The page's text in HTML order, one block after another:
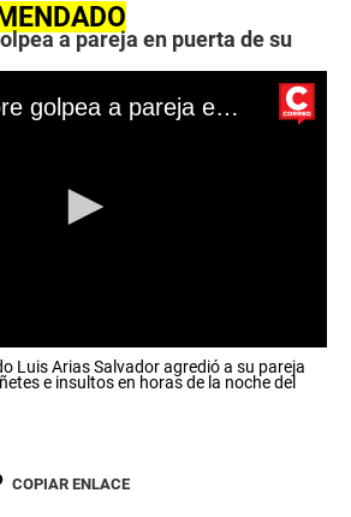
a pareja en puerta de su
Surco: Hombre golpea a pareja en puerta de su vivienda
Luis Arias Salvador agredió a su pareja
e insultos en horas de la noche del
COPIAR ENLACE